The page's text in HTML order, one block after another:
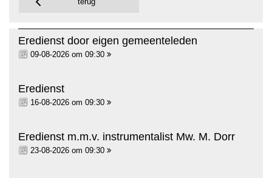
Eredienst door eigen gemeenteleden
09-08-2026 om 09:30
Eredienst
16-08-2026 om 09:30
Eredienst m.m.v. instrumentalist Mw. M. Dorr
23-08-2026 om 09:30